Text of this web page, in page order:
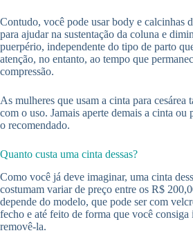
Contudo, você pode usar body e calcinhas
para ajudar na sustentação da coluna e
puerpério, independente do tipo de parto
atenção, no entanto, ao tempo que
compressão.
As mulheres que usam a cinta para cesárea
com o uso. Jamais aperte demais a cinta ou
o recomendado.
Quanto custa uma cinta dessas?
Como você já deve imaginar, uma cinta
costumam variar de preço entre os R$
depende do modelo, que pode ser com
fecho e até feito de forma que você consiga
removê-la.